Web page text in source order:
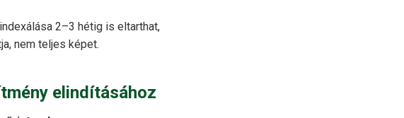
2–3 hétig is eltarthat,
nem teljes képet.
elindításához